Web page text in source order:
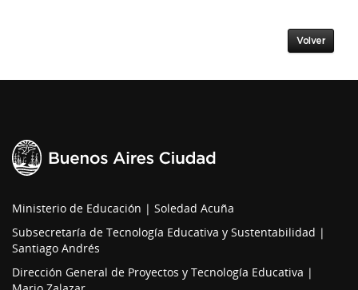
Volver
Ministerio de Educación | Soledad Acuña
Subsecretaría de Tecnología Educativa y Sustentabilidad |
Santiago Andrés
Dirección General de Proyectos y Tecnología Educativa |